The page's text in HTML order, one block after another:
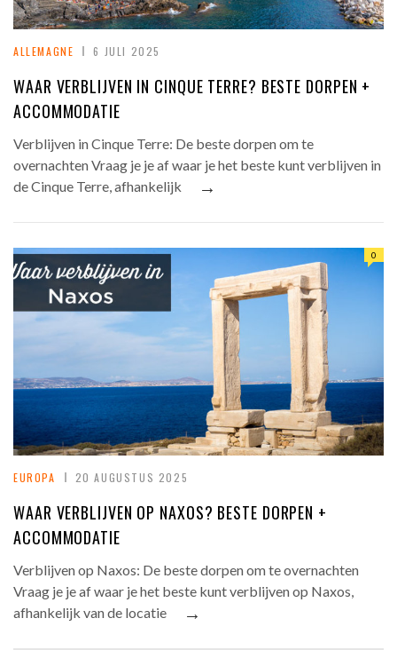
ALLEMAGNE 6 JULI 2025
WAAR VERBLIJVEN IN CINQUE TERRE? BESTE DORPEN +
ACCOMMODATIE
Verblijven in Cinque Terre: De beste dorpen om te
overnachten Vraag je je af waar je het beste kunt verblijven in
de Cinque Terre, afhankelijk
→
0
EUROPA 20 AUGUSTUS 2025
WAAR VERBLIJVEN OP NAXOS? BESTE DORPEN +
ACCOMMODATIE
Verblijven op Naxos: De beste dorpen om te overnachten
Vraag je je af waar je het beste kunt verblijven op Naxos,
afhankelijk van de locatie
→